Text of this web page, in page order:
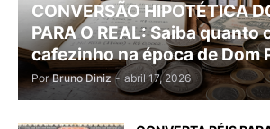
CONVERSÃO HIPOTÉTICA
PARA O REAL: Saiba quanto
cafezinho na época de Dom
Por Bruno Diniz - abril 17, 2026